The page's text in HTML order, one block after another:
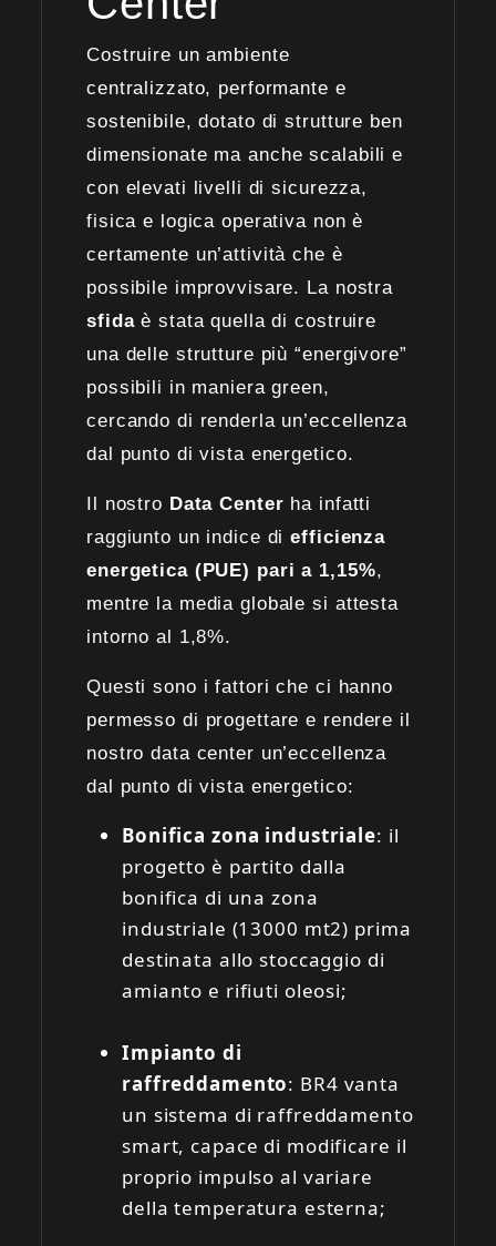
Costruire un ambiente
centralizzato, performante e
sostenibile, dotato di strutture ben
dimensionate ma anche scalabili e
con elevati livelli di sicurezza,
fisica e logica operativa non è
certamente un’attività che è
possibile improvvisare. La nostra
sfidaè stata quella di costruire
una delle strutture più “energivore”
possibili in maniera green,
cercando di renderla un’eccellenza
dal punto di vista energetico.
Il nostro Data Center ha infatti
raggiunto un indice diefficienza
energetica (PUE) pari a 1,15%,
mentre la media globale si attesta
intorno al 1,8%.
Questi sono i fattori che ci hanno
permesso di progettare e rendere il
nostro data center un’eccellenza
dal punto di vista energetico:
Bonifica zona industriale: il
progetto è partito dalla
bonifica di una zona
industriale (13000 mt2) prima
destinata allo stoccaggio di
amianto e rifiuti oleosi;
Impianto di
raffreddamento: BR4 vanta
un sistema di raffreddamento
smart, capace di modificare il
proprio impulso al variare
della temperatura esterna;